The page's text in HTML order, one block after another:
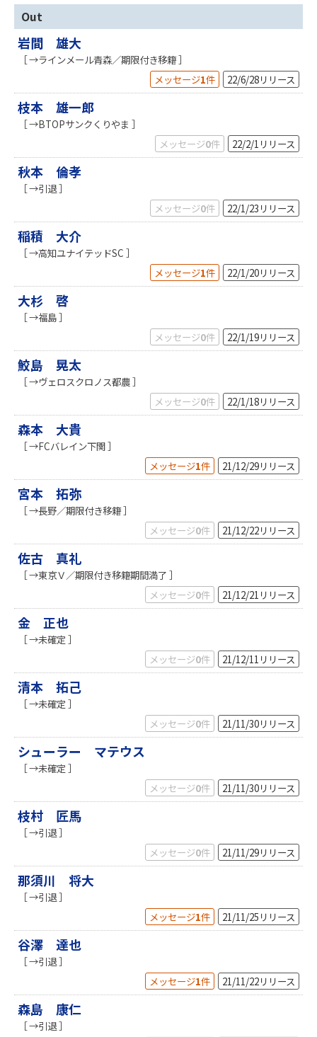
Out
岩間 雄大
［ →ラインメール青森／期限付き移籍 ］
メッセージ1件 22/6/28リリース
枝本 雄一郎
［ →BTOPサンクくりやま ］
メッセージ0件 22/2/1 リリース
秋本 倫孝
［ →引退 ］
メッセージ0件 22/1/23 リリース
稲積 大介
［ →高知ユナイテッドSC ］
メッセージ1件 22/1/20リリース
大杉 啓
［ →福島 ］
メッセージ0件 22/1/19リリース
鮫島 晃太
［ →ヴェロスクロノス都農 ］
メッセージ0件 22/1/18リリース
森本 大貴
［ →FCバレイン下関 ］
メッセージ1件 21/12/29リリース
宮本 拓弥
［ →長野／期限付き移籍 ］
メッセージ0件 21/12/22リリース
佐古 真礼
［ →東京Ｖ／期限付き移籍期間満了 ］
メッセージ0件 21/12/21 リリース
金 正也
［ →未確定 ］
メッセージ0件 21/12/11 リリース
清本 拓己
［ →未確定 ］
メッセージ0件 21/11/30リリース
シューラー マテウス
［ →未確定 ］
メッセージ0件 21/11/30リリース
枝村 匠馬
［ →引退 ］
メッセージ0件 21/11/29リリース
那須川 将大
［ →引退 ］
メッセージ1件 21/11/25 リリース
谷澤 達也
［ →引退 ］
メッセージ1件 21/11/22リリース
森島 康仁
［ →引退 ］